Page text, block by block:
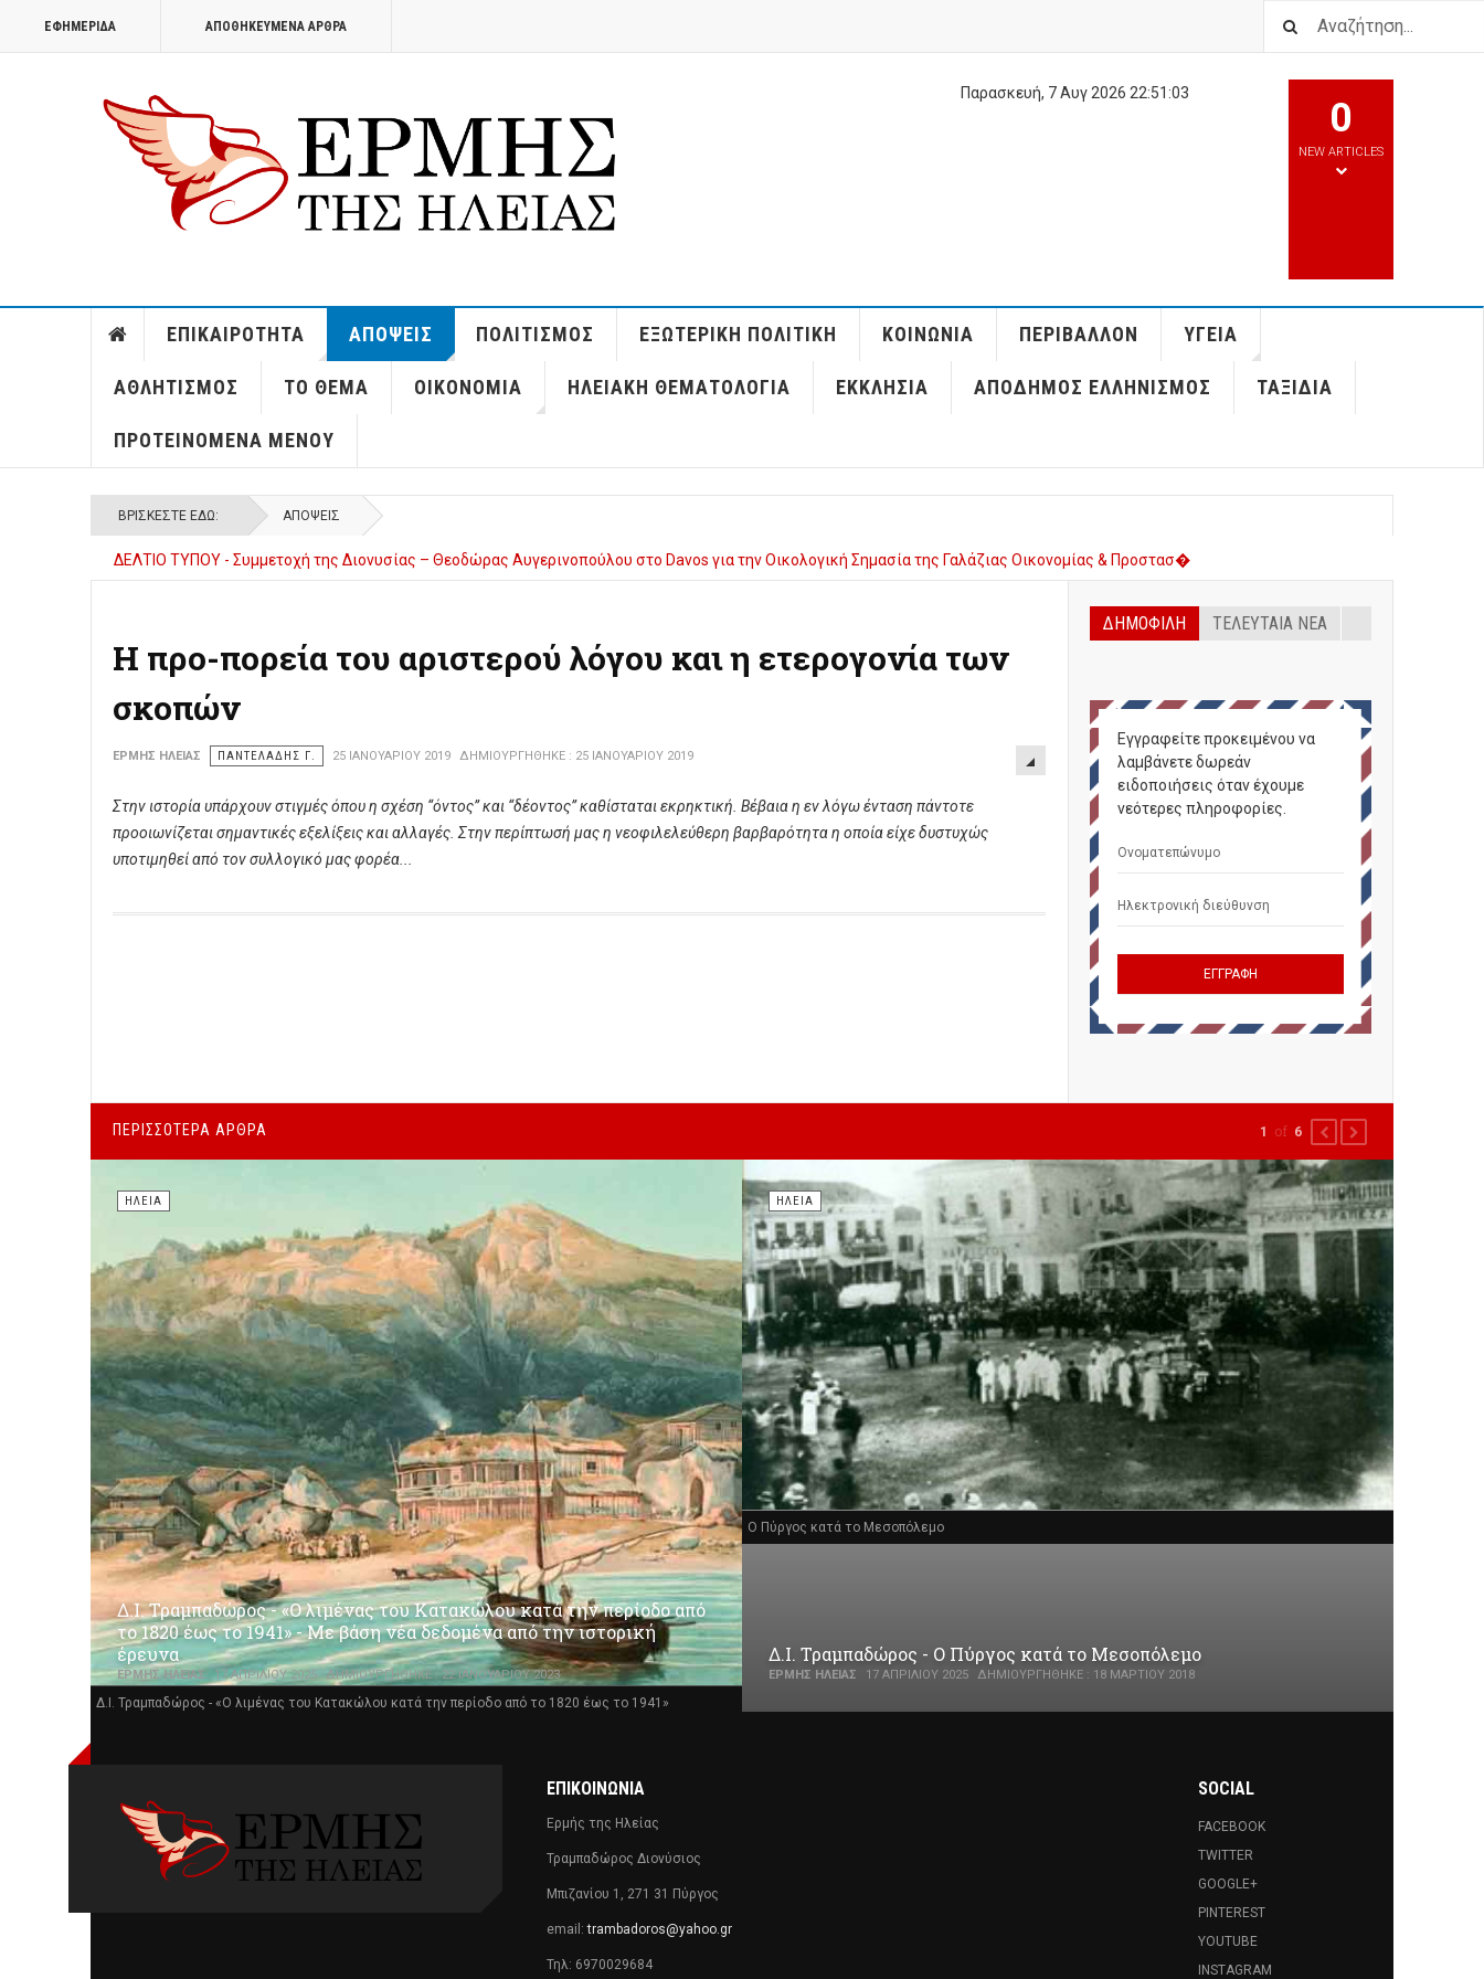
ΕΦΗΜΕΡΊΔΑ ΑΠΟΘΗΚΕΥΜΈΝΑ ΆΡΘΡΑ
Παρασκευή, 7 Αυγ 2026 22:51:03
0
NEW ARTICLES
ΕΠΙΚΑΙΡΌΤΗΤΑ ΑΠΌΨΕΙΣ ΠΟΛΙΤΙΣΜΌΣ ΕΞΩΤΕΡΙΚΉ ΠΟΛΙΤΙΚΉ ΚΟΙΝΩΝΊΑ ΠΕΡΙΒΆΛΛΟΝ ΥΓΕΊΑ
ΑΘΛΗΤΙΣΜΌΣ ΤΟ ΘΈΜΑ ΟΙΚΟΝΟΜΊΑ ΗΛΕΙΑΚΉ ΘΕΜΑΤΟΛΟΓΊΑ ΕΚΚΛΗΣΊΑ ΑΠΌΔΗΜΟΣ ΕΛΛΗΝΙΣΜΌΣ ΤΑΞΊΔΙΑ
ΠΡΟΤΕΙΝΌΜΕΝΑ ΜΕΝΟΎ
ΒΡΊΣΚΕΣΤΕ ΕΔΏ: ΑΠΌΨΕΙΣ
ΔΕΛΤΙΟ ΤΥΠΟΥ - Συμμετοχή της Διονυσίας – Θεοδώρας Αυγερινοπούλου στο Davos για την Οικολογική Σημασία της Γαλάζιας Οικονομίας & Προστασ�
Δελτίο τύπου - 2ο Γυμνάσιο Πύργου - Υλοποίηση Εργαστηρίου στο πλαίσιο του 27ου Διεθνούς Φεστιβάλ Κινηματογράφου Ολυμπίας για Παιδιά και Ν�
Η προ-πορεία του αριστερού λόγου και η ετερογονία των
σκοπών
ΕΡΜΉΣ ΗΛΕΊΑΣ ΠΑΝΤΕΛΆΔΗΣ Γ. 25 ΙΑΝΟΥΑΡΊΟΥ 2019 ΔΗΜΙΟΥΡΓΉΘΗΚΕ : 25 ΙΑΝΟΥΑΡΊΟΥ 2019
Στην ιστορία υπάρχουν στιγμές όπου η σχέση “όντος” και “δέοντος” καθίσταται εκρηκτική. Βέβαια η εν λόγω ένταση πάντοτε
προοιωνίζεται σημαντικές εξελίξεις και αλλαγές. Στην περίπτωσή μας η νεοφιλελεύθερη βαρβαρότητα η οποία είχε δυστυχώς
υποτιμηθεί από τον συλλογικό μας φορέα...
ΔΗΜΟΦΙΛΉ ΤΕΛΕΥΤΑΊΑ ΝΈΑ
Εγγραφείτε προκειμένου να
λαμβάνετε δωρεάν
ειδοποιήσεις όταν έχουμε
νεότερες πληροφορίες.
ΠΕΡΙΣΣΌΤΕΡΑ ΆΡΘΡΑ
Δ.Ι. Τραμπαδώρος - «Ο λιμένας του Κατακώλου κατά την περίοδο από το 1820 έως το 1941»
ΗΛΕΊΑ
Δ.Ι. Τραμπαδώρος - «Ο λιμένας του Κατακώλου κατά την περίοδο από
το 1820 έως το 1941» - Με βάση νέα δεδομένα από την ιστορική
έρευνα
ΕΡΜΉΣ ΗΛΕΊΑΣ 17 ΑΠΡΙΛΊΟΥ 2025 ΔΗΜΙΟΥΡΓΉΘΗΚΕ : 22 ΙΑΝΟΥΑΡΊΟΥ 2023
Ο Πύργος κατά το Μεσοπόλεμο
ΗΛΕΊΑ
Δ.Ι. Τραμπαδώρος - Ο Πύργος κατά το Μεσοπόλεμο
ΕΡΜΉΣ ΗΛΕΊΑΣ 17 ΑΠΡΙΛΊΟΥ 2025 ΔΗΜΙΟΥΡΓΉΘΗΚΕ : 18 ΜΑΡΤΊΟΥ 2018
1 of 6 PREVIOUS
NEXT
ΕΠΙΚΟΙΝΩΝΊΑ
Ερμής της Ηλείας
Τραμπαδώρος Διονύσιος
Μπιζανίου 1, 271 31 Πύργος
email:trambadoros@yahoo.gr
Τηλ: 6970029684
SOCIAL
FACEBOOK
TWITTER
GOOGLE+
PINTEREST
YOUTUBE
INSTAGRAM